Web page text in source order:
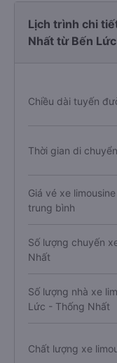
Lịch trình chi
Nhất từ Bến Lức
Chiều dài tuyến
Thời gian di chuyển
Giá vé xe
trung bình
Số lượng chuyến
Nhất
Số lượng nhà xe
Lức - Thống Nhất
Chất lượng xe